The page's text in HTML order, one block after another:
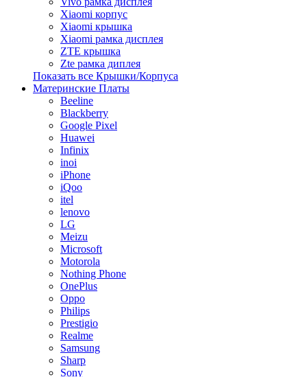
Xiaomi корпус
Xiaomi крышка
Xiaomi рамка дисплея
ZTE крышка
Zte рамка диплея
Показать все Крышки/Корпуса
Материнские Платы
Beeline
Blackberry
Google Pixel
Huawei
Infinix
inoi
iPhone
iQoo
itel
lenovo
LG
Meizu
Microsoft
Motorola
Nothing Phone
OnePlus
Oppo
Philips
Prestigio
Realme
Samsung
Sharp
Sony